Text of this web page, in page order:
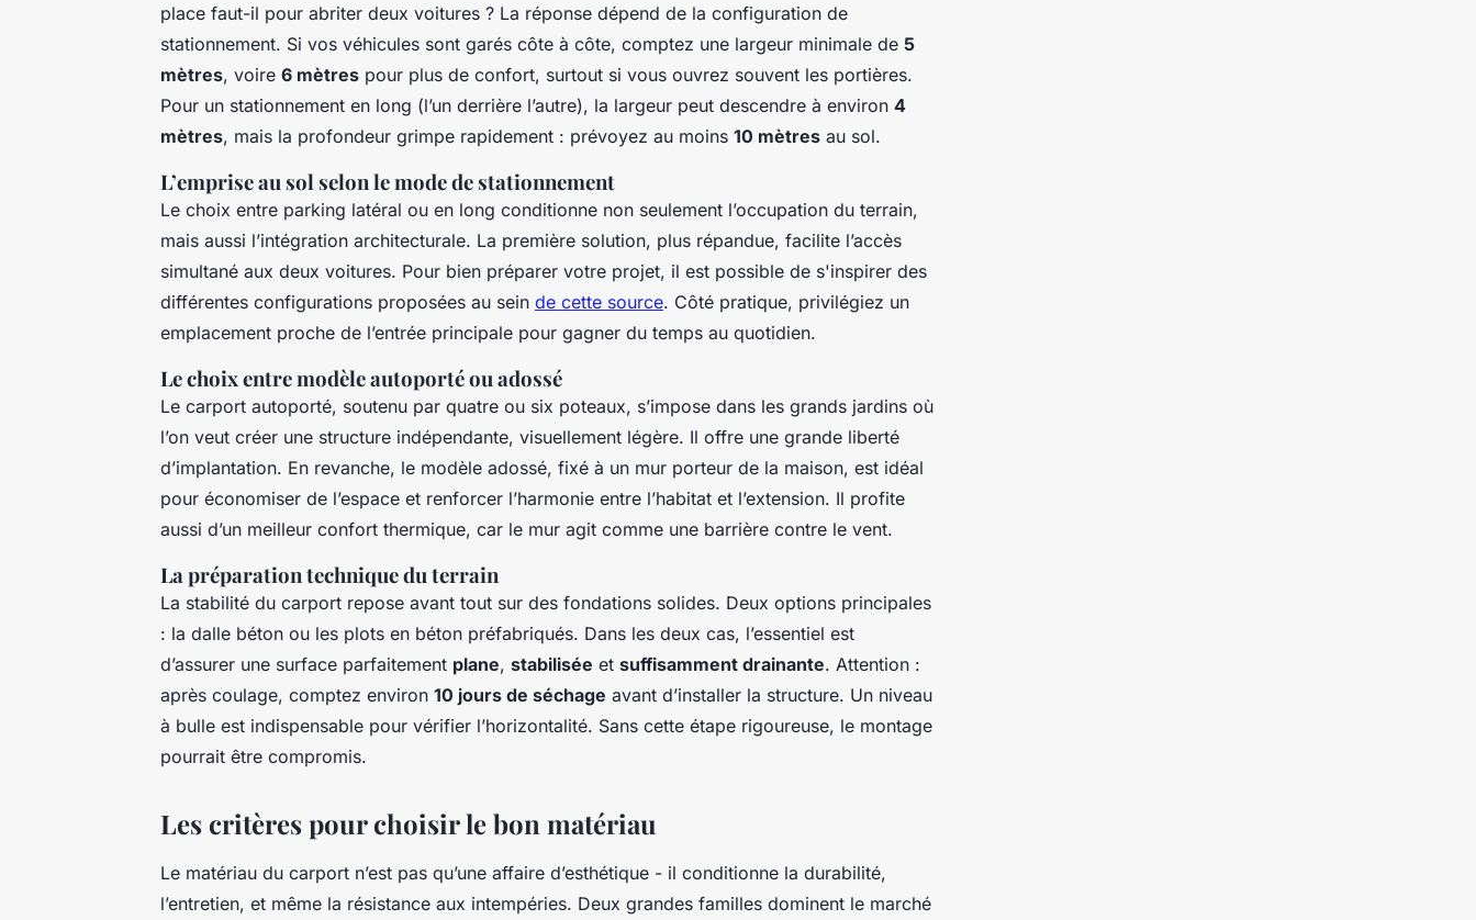
place faut-il pour abriter deux voitures ? La réponse dépend de la configuration de
stationnement. Si vos véhicules sont garés côte à côte, comptez une largeur minimale de 5
mètres, voire 6 mètres pour plus de confort, surtout si vous ouvrez souvent les portières.
Pour un stationnement en long (l’un derrière l’autre), la largeur peut descendre à environ 4
mètres, mais la profondeur grimpe rapidement : prévoyez au moins 10 mètres au sol.
L’emprise au sol selon le mode de stationnement
Le choix entre parking latéral ou en long conditionne non seulement l’occupation du terrain,
mais aussi l’intégration architecturale. La première solution, plus répandue, facilite l’accès
simultané aux deux voitures. Pour bien préparer votre projet, il est possible de s'inspirer des
différentes configurations proposées au sein de cette source. Côté pratique, privilégiez un
emplacement proche de l’entrée principale pour gagner du temps au quotidien.
Le choix entre modèle autoporté ou adossé
Le carport autoporté, soutenu par quatre ou six poteaux, s’impose dans les grands jardins où
l’on veut créer une structure indépendante, visuellement légère. Il offre une grande liberté
d’implantation. En revanche, le modèle adossé, fixé à un mur porteur de la maison, est idéal
pour économiser de l’espace et renforcer l’harmonie entre l’habitat et l’extension. Il profite
aussi d’un meilleur confort thermique, car le mur agit comme une barrière contre le vent.
La préparation technique du terrain
La stabilité du carport repose avant tout sur des fondations solides. Deux options principales
: la dalle béton ou les plots en béton préfabriqués. Dans les deux cas, l’essentiel est
d’assurer une surface parfaitement plane, stabilisée et suffisamment drainante. Attention :
après coulage, comptez environ 10 jours de séchage avant d’installer la structure. Un niveau
à bulle est indispensable pour vérifier l’horizontalité. Sans cette étape rigoureuse, le montage
pourrait être compromis.
Les critères pour choisir le bon matériau
Le matériau du carport n’est pas qu’une affaire d’esthétique - il conditionne la durabilité,
l’entretien, et même la résistance aux intempéries. Deux grandes familles dominent le marché